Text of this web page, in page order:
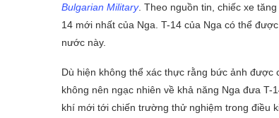
Bulgarian Military. Theo nguồn tin, chiếc xe
14 mới nhất của Nga. T-14 của Nga có thể
nước này.
Dù hiện không thể xác thực rằng bức ảnh
không nên ngạc nhiên về khả năng Nga đưa
khí mới tới chiến trường thử nghiệm trong điều